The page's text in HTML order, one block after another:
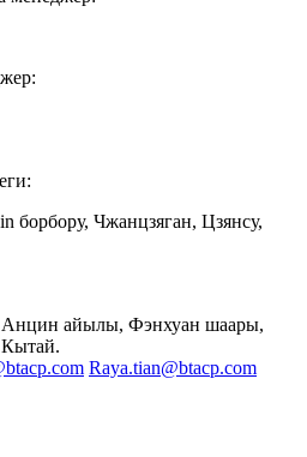
борбору, Чжанцзяган, Цзянсу,
Анцин айылы, Фэнхуан шаары,
Кытай.
Raya.tian@btacp.com